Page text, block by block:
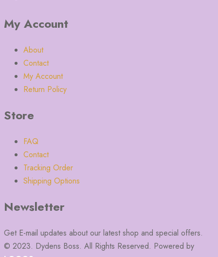
My Account
About
Contact
My Account
Return Policy
Store
FAQ
Contact
Tracking Order
Shipping Options
Newsletter
Get E-mail updates about our latest shop and special offers.
© 2023. Dydens Boss. All Rights Reserved. Powered by